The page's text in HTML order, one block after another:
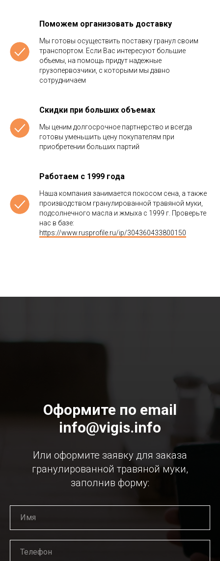
Поможем организовать доставку
Мы готовы осуществить поставку гранул своим
транспортом. Если Вас интересуют большие
объемы, на помощь придут надежные
грузопервозчики, с которыми мы давно
сотрудничаем
Скидки при больших объемах
Мы ценим долгосрочное партнерство и всегда
готовы уменьшить цену покупателям при
приобретении больших партий
Работаем с 1999 года
Наша компания занимается покосом сена, а также
производством гранулированной травяной муки,
подсолнечного масла и жмыха с 1999 г. Проверьте
нас в базе:
https://www.rusprofile.ru/ip/304360433800150
Оформите по email
info@vigis.info
Или оформите заявку для заказа
гранулированной травяной муки,
заполнив форму: